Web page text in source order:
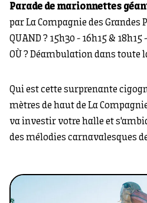
Parade de marionnettes
par La Compagnie des Grandes
QUAND ? 15h30 - 16h15 & 18h15
OÙ ? Déambulation dans toute
Qui est cette surprenante
mètres de haut de La
va investir votre halle et
des mélodies carnavalesques